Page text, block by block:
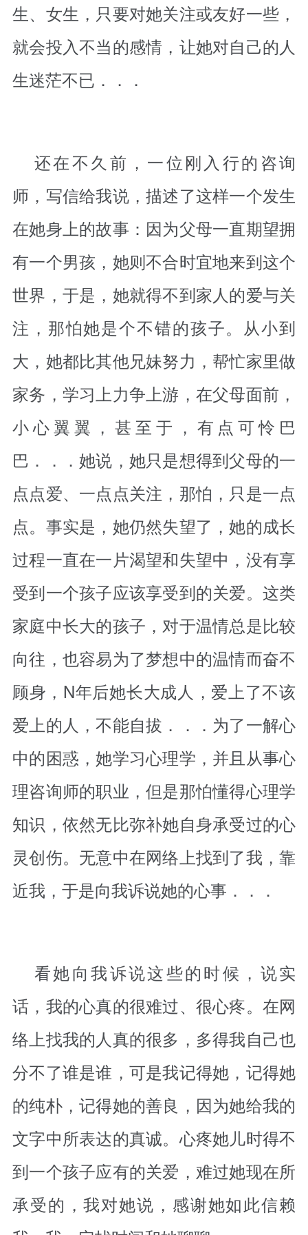
生、女生，只要对她关注或友好一些，
就会投入不当的感情，让她对自己的人
生迷茫不已．．．
还在不久前，一位刚入行的咨询
师，写信给我说，描述了这样一个发生
在她身上的故事：因为父母一直期望拥
有一个男孩，她则不合时宜地来到这个
世界，于是，她就得不到家人的爱与关
注，那怕她是个不错的孩子。从小到
大，她都比其他兄妹努力，帮忙家里做
家务，学习上力争上游，在父母面前，
小心翼翼，甚至于，有点可怜巴
巴．．．她说，她只是想得到父母的一
点点爱、一点点关注，那怕，只是一点
点。事实是，她仍然失望了，她的成长
过程一直在一片渴望和失望中，没有享
受到一个孩子应该享受到的关爱。这类
家庭中长大的孩子，对于温情总是比较
向往，也容易为了梦想中的温情而奋不
顾身，N年后她长大成人，爱上了不该
爱上的人，不能自拔．．．为了一解心
中的困惑，她学习心理学，并且从事心
理咨询师的职业，但是那怕懂得心理学
知识，依然无比弥补她自身承受过的心
灵创伤。无意中在网络上找到了我，靠
近我，于是向我诉说她的心事．．．
看她向我诉说这些的时候，说实
话，我的心真的很难过、很心疼。在网
络上找我的人真的很多，多得我自己也
分不了谁是谁，可是我记得她，记得她
的纯朴，记得她的善良，因为她给我的
文字中所表达的真诚。心疼她儿时得不
到一个孩子应有的关爱，难过她现在所
承受的，我对她说，感谢她如此信赖